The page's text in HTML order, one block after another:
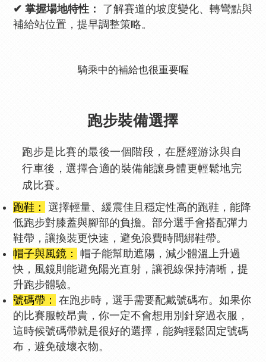
✔ 掌握場地特性：
了解賽道的坡度變化、轉彎點與
補給站位置，提早調整策略。
騎乘中的補給也很重要喔
跑步裝備選擇
跑步是比賽的最後一個階段，在歷經游泳與自
行車後，選擇合適的裝備能讓身體更輕鬆地完
成比賽。
跑鞋：
選擇輕量、緩震佳且穩定性高的跑鞋，能降
低跑步對膝蓋與腳部的負擔。部分選手會搭配彈力
鞋帶，讓換裝更快速，避免浪費時間綁鞋帶。
帽子與風鏡：
帽子能幫助遮陽，減少體溫上升過
快，風鏡則能避免陽光直射，讓視線保持清晰，提
升跑步體驗。
號碼帶：
在跑步時，選手需要配戴號碼布。如果你
的比賽服較昂貴，你一定不會想用別針穿過衣服，
這時候號碼帶就是很好的選擇，能夠輕鬆固定號碼
布，避免破壞衣物。